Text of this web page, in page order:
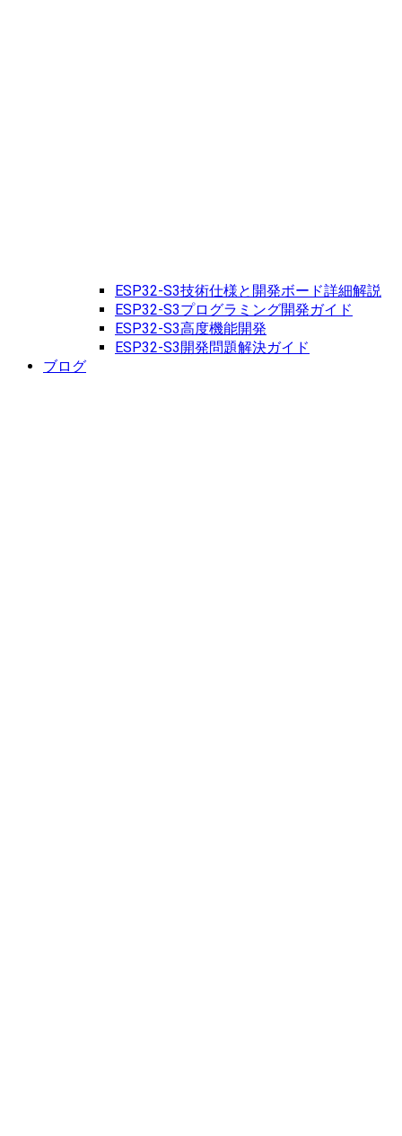
ESP32-S3技術仕様と開発ボード詳細解説
ESP32-S3プログラミング開発ガイド
ESP32-S3高度機能開発
ESP32-S3開発問題解決ガイド
ブログ